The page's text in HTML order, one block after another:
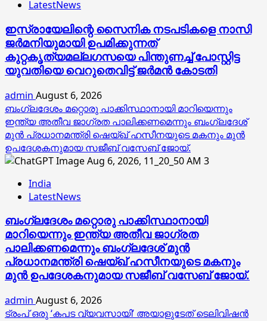
LatestNews
ഇസ്രായേലിന്റെ സൈനിക നടപടികളെ നാസി
ജര്‍മനിയുമായി ഉപമിക്കുന്നത്
കുറ്റകൃത്യമല്ലഗസയെ പിന്തുണച്ച് പോസ്റ്റിട്ട
യുവതിയെ വെറുതെവിട്ട് ജര്‍മന്‍ കോടതി
admin August 6, 2026
ബംഗ്ലദേശം മറ്റൊരു പാക്കിസ്ഥാനായി മാറിയെന്നും
ഇന്ത്യ അതീവ ജാഗ്രത പാലിക്കണമെന്നും ബംഗ്ലദേശ്
മുൻ പ്രധാനമന്ത്രി ഷെയ്ഖ് ഹസീനയുടെ മകനും മുൻ
ഉപദേശകനുമായ സജീബ് വസേബ് ജോയ്.
3
India
LatestNews
ബംഗ്ലദേശം മറ്റൊരു പാക്കിസ്ഥാനായി
മാറിയെന്നും ഇന്ത്യ അതീവ ജാഗ്രത
പാലിക്കണമെന്നും ബംഗ്ലദേശ് മുൻ
പ്രധാനമന്ത്രി ഷെയ്ഖ് ഹസീനയുടെ മകനും
മുൻ ഉപദേശകനുമായ സജീബ് വസേബ് ജോയ്.
admin August 6, 2026
ട്രംപ് ഒരു ‘കപട വ്യവസായി’ അയാളുടേത് ടെലിവിഷന്‍